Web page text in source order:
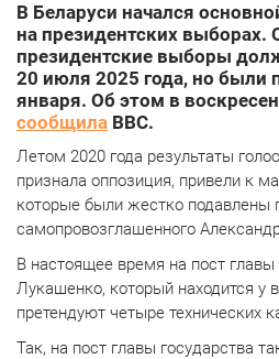
В Беларуси начался
на президентских выборах.
президентские выборы
20 июля 2025 года, но были
января. Об этом в
сообщила BBC.
Летом 2020 года результаты
признала оппозиция, привели к
которые были жестко подавлены
самопровозглашенного
В настоящее время на пост
Лукашенко, который находится у
претендуют четыре технических
Так, на пост главы государства